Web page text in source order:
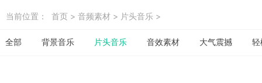
当前位置： 首页 > 音频素材 > 片头音乐 >
全部 背景音乐 片头音乐 音效素材 大气震撼 轻